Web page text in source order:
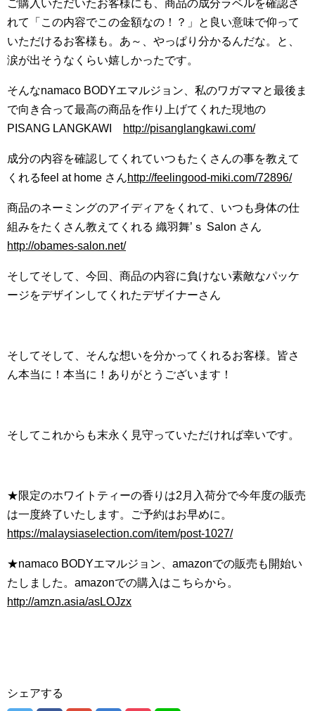
ご購入いただいたお客様にも、商品の成分ラベルを確認さ
れて「この内容でこの金額なの！？」と良い意味で仰って
いただけるお客様も。あ～、やっぱり分かるんだな。と、
涙が出そうなくらい嬉しかったです。
そんなnamaco BODYエマルジョン、私のワガママと最後ま
で向き合って最高の商品を作り上げてくれた現地の
PISANG LANGKAWI
http://pisanglangkawi.com/
成分の内容を確認してくれていつもたくさんの事を教えて
くれるfeel at home さんhttp://feelingood-miki.com/72896/
商品のネーミングのアイディアをくれて、いつも身体の仕
組みをたくさん教えてくれる 織羽舞’ｓ Salon さん
http://obames-salon.net/
そしてそして、今回、商品の内容に負けない素敵なパッケ
ージをデザインしてくれたデザイナーさん
そしてそして、そんな想いを分かってくれるお客様。皆さ
ん本当に！本当に！ありがとうございます！
そしてこれからも末永く見守っていただければ幸いです。
★限定のホワイトティーの香りは2月入荷分で今年度の販売
は一度終了いたします。ご予約はお早めに。
https://malaysiaselection.com/item/post-1027/
★namaco BODYエマルジョン、amazonでの販売も開始い
たしました。amazonでの購入はこちらから。
http://amzn.asia/asLOJzx
シェアする